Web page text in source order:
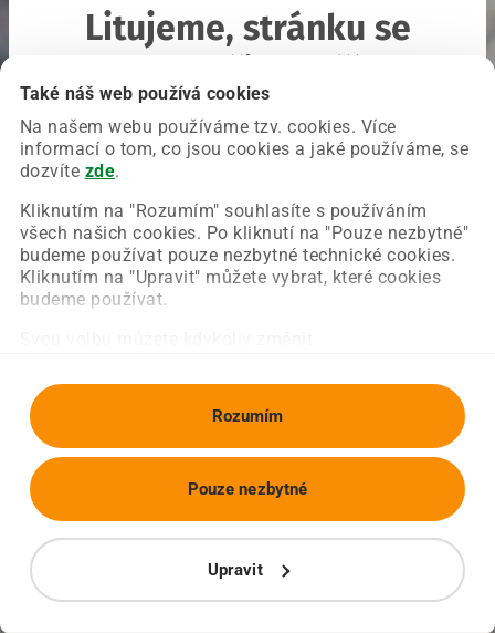
Také náš web používá cookies
Na našem webu používáme tzv. cookies. Více
informací o tom, co jsou cookies a jaké používáme, se
dozvíte zde.
Kliknutím na "Rozumím" souhlasíte s používáním
všech našich cookies. Po kliknutí na "Pouze nezbytné"
budeme používat pouze nezbytné technické cookies.
Kliknutím na "Upravit" můžete vybrat, které cookies
budeme používat.
Rozumím
Upravit
Pouze nezbytné
Litujeme, stránku se
Chyba nastala na naší straně a už ji opravujeme.
Zkuste prosím znovu načíst požadovanou stránku.
Obnovit stránku Úvodní strana